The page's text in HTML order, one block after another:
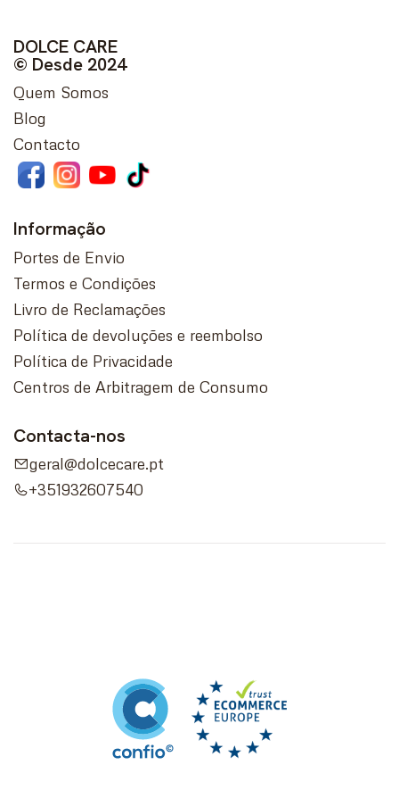
DOLCE CARE
© Desde 2024
Quem Somos
Blog
Contacto
Informação
Portes de Envio
Termos e Condições
Livro de Reclamações
Política de devoluções e reembolso
Política de Privacidade
Centros de Arbitragem de Consumo
Contacta-nos
geral@dolcecare.pt
+351932607540